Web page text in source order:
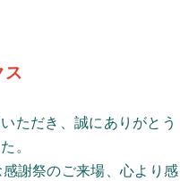
ス
ただき、誠にありがとう
。
謝祭のご来場、心より感